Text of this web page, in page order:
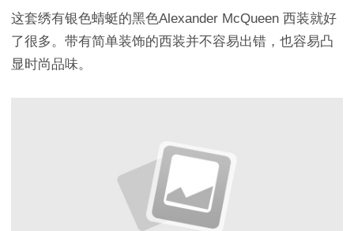
这套绣有银色蜻蜓的黑色Alexander McQueen 西装就好
了很多。带有简单装饰的西装并不容易出错，也容易凸
显时尚品味。